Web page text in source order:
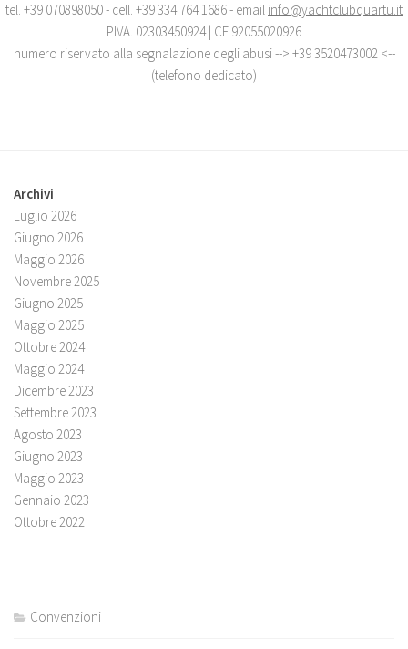
tel. +39 070898050 - cell. +39 334 764 1686 - email info@yachtclubquartu.it
PIVA. 02303450924 | CF 92055020926
numero riservato alla segnalazione degli abusi --> +39 3520473002 <--
(telefono dedicato)
Archivi
Luglio 2026
Giugno 2026
Maggio 2026
Novembre 2025
Giugno 2025
Maggio 2025
Ottobre 2024
Maggio 2024
Dicembre 2023
Settembre 2023
Agosto 2023
Giugno 2023
Maggio 2023
Gennaio 2023
Ottobre 2022
Convenzioni